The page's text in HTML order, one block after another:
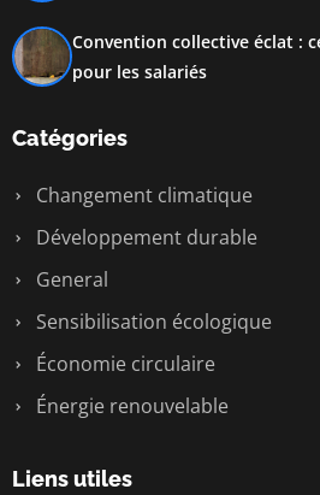
Convention collective éclat :
pour les salariés
Catégories
Changement climatique
Développement durable
General
Sensibilisation écologique
Économie circulaire
Énergie renouvelable
Liens utiles